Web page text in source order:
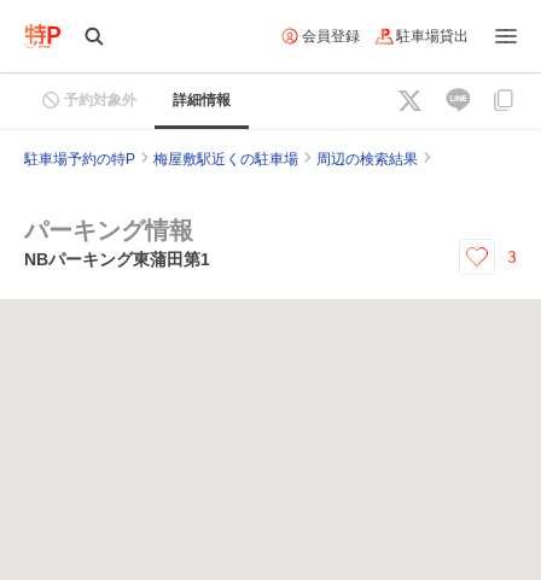
会員登録 駐車場貸出
予約対象外 詳細情報
駐車場予約の特P 梅屋敷駅近くの駐車場 周辺の検索結果
パーキング情報
NBパーキング東蒲田第1 3